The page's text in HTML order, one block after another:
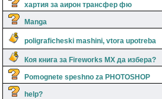
хартия за аирон трансфер фю
Manga
poligraficheski mashini, vtora upotreba
Коя книга за Fireworks MX да избера?
Pomognete speshno za PHOTOSHOP
help?